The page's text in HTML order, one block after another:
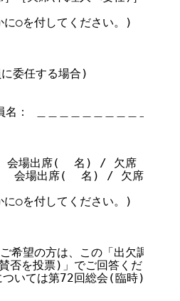
○を付してください。)
委任する場合)
： ＿＿＿＿＿＿＿＿＿＿＿＿
場出席(  名) / 欠席  しま
会場出席(  名) / 欠席  し
○を付してください。)
希望の方は、この「出欠調査票
否を投票)」でご回答ください。
いては第72回総会(臨時)開催